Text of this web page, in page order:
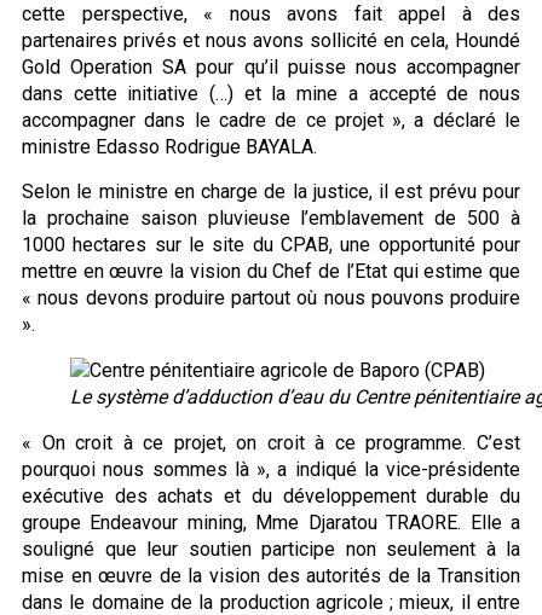
cette perspective, « nous avons fait appel à des
partenaires privés et nous avons sollicité en cela, Houndé
Gold Operation SA pour qu’il puisse nous accompagner
dans cette initiative (…) et la mine a accepté de nous
accompagner dans le cadre de ce projet », a déclaré le
ministre Edasso Rodrigue BAYALA.
Selon le ministre en charge de la justice, il est prévu pour
la prochaine saison pluvieuse l’emblavement de 500 à
1000 hectares sur le site du CPAB, une opportunité pour
mettre en œuvre la vision du Chef de l’Etat qui estime que
« nous devons produire partout où nous pouvons produire
».
Le système d’adduction d’eau du Centre pénitentiaire
« On croit à ce projet, on croit à ce programme. C’est
pourquoi nous sommes là », a indiqué la vice-présidente
exécutive des achats et du développement durable du
groupe Endeavour mining, Mme Djaratou TRAORE. Elle a
souligné que leur soutien participe non seulement à la
mise en œuvre de la vision des autorités de la Transition
dans le domaine de la production agricole ; mieux, il entre